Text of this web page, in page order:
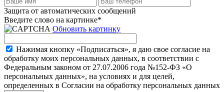
Защита от автоматических сообщений
Введите слово на картинке*
Обновить картинку
Нажимая кнопку «Подписаться», я даю свое согласие на
обработку моих персональных данных, в соответствии с
Федеральным законом от 27.07.2006 года №152-ФЗ «О
персональных данных», на условиях и для целей,
определенных в Согласии на обработку персональных данных